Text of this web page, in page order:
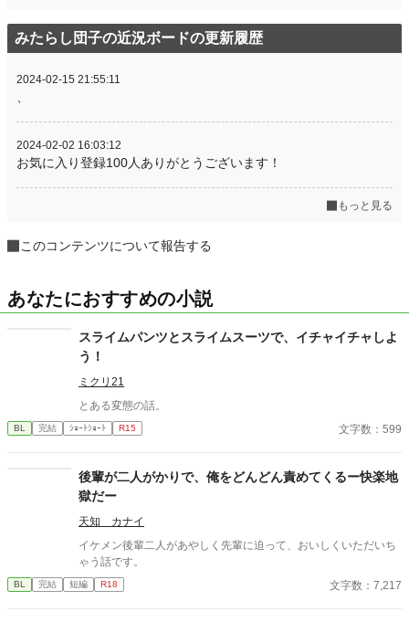
みたらし団子の近況ボードの更新履歴
2024-02-15 21:55:11
2024-02-02 16:03:12
お気に入り登録100人ありがとうございます！
もっと見る
このコンテンツについて報告する
あなたにおすすめの小説
スライムパンツとスライムスーツで、イチャイチャしよ
う！
ミクリ21
とある変態の話。
BL 完結 ｼｮｰﾄｼｮｰﾄ R15 文字数：599
後輩が二人がかりで、俺をどんどん責めてくるー快楽地
獄だー
天知 カナイ
イケメン後輩二人があやしく先輩に迫って、おいしくいただいち
ゃう話です。
BL 完結 短編 R18 文字数：7,217